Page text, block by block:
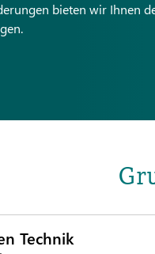
bieten wir Ihnen
Technik